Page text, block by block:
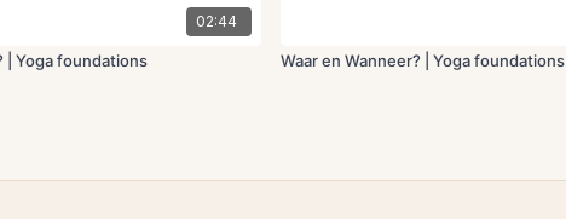
02:44
| Yoga foundations Waar en Wanneer? | Yoga foundations